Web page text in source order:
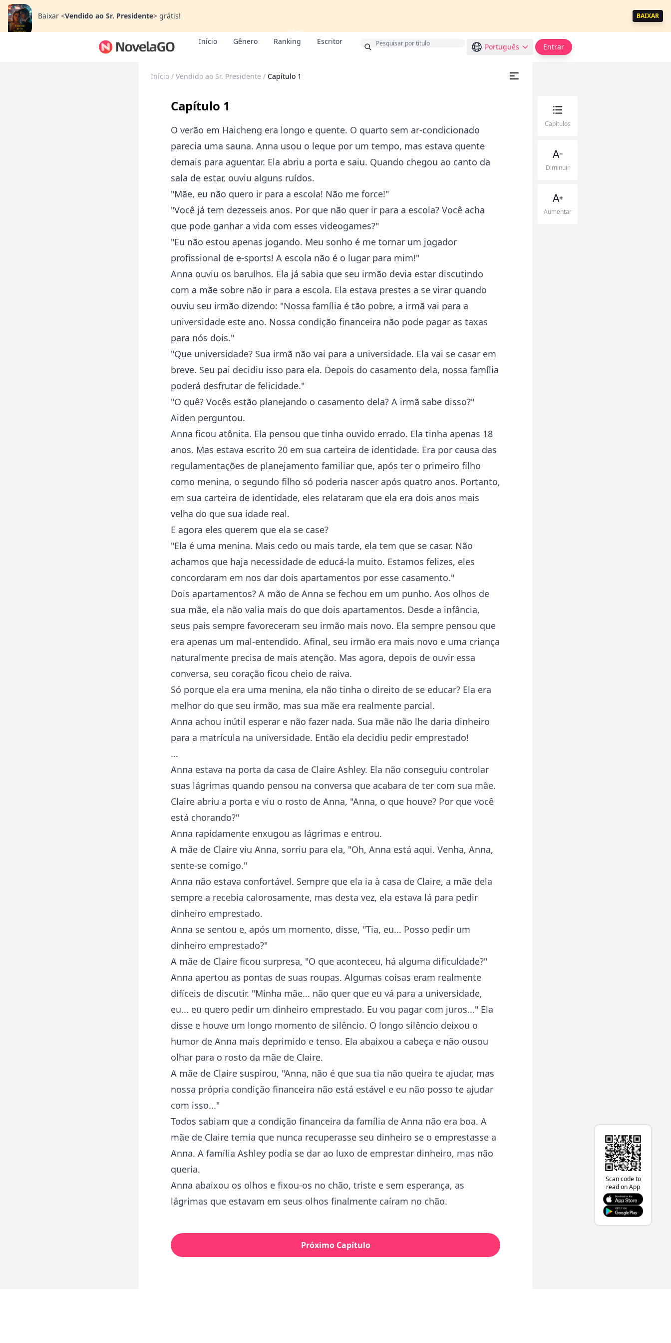
Baixar <Vendido ao Sr. Presidente> grátis! BAIXAR
Início Gênero Ranking Escritor
Bônus
Português Entrar
Início / Vendido ao Sr. Presidente / Capítulo 1
Capítulo 1
O verão em Haicheng era longo e quente. O quarto sem ar-condicionado
parecia uma sauna. Anna usou o leque por um tempo, mas estava quente
demais para aguentar. Ela abriu a porta e saiu. Quando chegou ao canto da
sala de estar, ouviu alguns ruídos.
"Mãe, eu não quero ir para a escola! Não me force!"
"Você já tem dezesseis anos. Por que não quer ir para a escola? Você acha
que pode ganhar a vida com esses videogames?"
"Eu não estou apenas jogando. Meu sonho é me tornar um jogador
profissional de e-sports! A escola não é o lugar para mim!"
Anna ouviu os barulhos. Ela já sabia que seu irmão devia estar discutindo
com a mãe sobre não ir para a escola. Ela estava prestes a se virar quando
ouviu seu irmão dizendo: "Nossa família é tão pobre, a irmã vai para a
universidade este ano. Nossa condição financeira não pode pagar as taxas
para nós dois."
"Que universidade? Sua irmã não vai para a universidade. Ela vai se casar em
breve. Seu pai decidiu isso para ela. Depois do casamento dela, nossa família
poderá desfrutar de felicidade."
"O quê? Vocês estão planejando o casamento dela? A irmã sabe disso?"
Aiden perguntou.
Anna ficou atônita. Ela pensou que tinha ouvido errado. Ela tinha apenas 18
anos. Mas estava escrito 20 em sua carteira de identidade. Era por causa das
regulamentações de planejamento familiar que, após ter o primeiro filho
como menina, o segundo filho só poderia nascer após quatro anos. Portanto,
em sua carteira de identidade, eles relataram que ela era dois anos mais
velha do que sua idade real.
E agora eles querem que ela se case?
"Ela é uma menina. Mais cedo ou mais tarde, ela tem que se casar. Não
achamos que haja necessidade de educá-la muito. Estamos felizes, eles
concordaram em nos dar dois apartamentos por esse casamento."
Dois apartamentos? A mão de Anna se fechou em um punho. Aos olhos de
sua mãe, ela não valia mais do que dois apartamentos. Desde a infância,
seus pais sempre favoreceram seu irmão mais novo. Ela sempre pensou que
era apenas um mal-entendido. Afinal, seu irmão era mais novo e uma criança
naturalmente precisa de mais atenção. Mas agora, depois de ouvir essa
conversa, seu coração ficou cheio de raiva.
Só porque ela era uma menina, ela não tinha o direito de se educar? Ela era
melhor do que seu irmão, mas sua mãe era realmente parcial.
Anna achou inútil esperar e não fazer nada. Sua mãe não lhe daria dinheiro
para a matrícula na universidade. Então ela decidiu pedir emprestado!
...
Anna estava na porta da casa de Claire Ashley. Ela não conseguiu controlar
suas lágrimas quando pensou na conversa que acabara de ter com sua mãe.
Claire abriu a porta e viu o rosto de Anna, "Anna, o que houve? Por que você
está chorando?"
Anna rapidamente enxugou as lágrimas e entrou.
A mãe de Claire viu Anna, sorriu para ela, "Oh, Anna está aqui. Venha, Anna,
sente-se comigo."
Anna não estava confortável. Sempre que ela ia à casa de Claire, a mãe dela
sempre a recebia calorosamente, mas desta vez, ela estava lá para pedir
dinheiro emprestado.
Anna se sentou e, após um momento, disse, "Tia, eu... Posso pedir um
dinheiro emprestado?"
A mãe de Claire ficou surpresa, "O que aconteceu, há alguma dificuldade?"
Anna apertou as pontas de suas roupas. Algumas coisas eram realmente
difíceis de discutir. "Minha mãe... não quer que eu vá para a universidade,
eu... eu quero pedir um dinheiro emprestado. Eu vou pagar com juros..." Ela
disse e houve um longo momento de silêncio. O longo silêncio deixou o
humor de Anna mais deprimido e tenso. Ela abaixou a cabeça e não ousou
olhar para o rosto da mãe de Claire.
A mãe de Claire suspirou, "Anna, não é que sua tia não queira te ajudar, mas
nossa própria condição financeira não está estável e eu não posso te ajudar
com isso..."
Todos sabiam que a condição financeira da família de Anna não era boa. A
mãe de Claire temia que nunca recuperasse seu dinheiro se o emprestasse a
Anna. A família Ashley podia se dar ao luxo de emprestar dinheiro, mas não
queria.
Anna abaixou os olhos e fixou-os no chão, triste e sem esperança, as
lágrimas que estavam em seus olhos finalmente caíram no chão.
Próximo Capítulo
Capítulos
Diminuir
Aumentar
Scan code to
read on App